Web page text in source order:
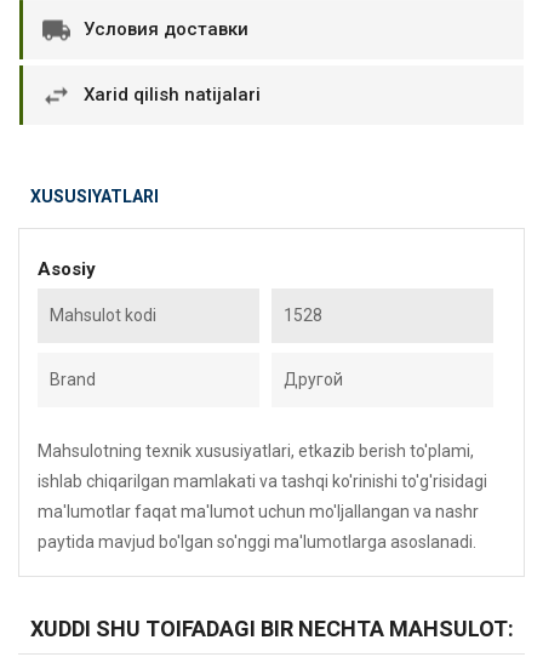
Условия доставки
Xarid qilish natijalari
XUSUSIYATLARI
Asosiy
Mahsulot kodi 1528
Brand Другой
Mahsulotning texnik xususiyatlari, etkazib berish to'plami,
ishlab chiqarilgan mamlakati va tashqi ko'rinishi to'g'risidagi
ma'lumotlar faqat ma'lumot uchun mo'ljallangan va nashr
paytida mavjud bo'lgan so'nggi ma'lumotlarga asoslanadi.
XUDDI SHU TOIFADAGI BIR NECHTA MAHSULOT: